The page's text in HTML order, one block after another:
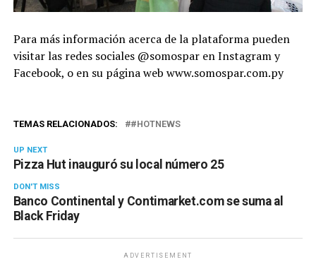
Para más información acerca de la plataforma pueden
visitar las redes sociales @somospar en Instagram y
Facebook, o en su página web www.somospar.com.py
TEMAS RELACIONADOS: #HOTNEWS
UP NEXT
Pizza Hut inauguró su local número 25
DON'T MISS
Banco Continental y Contimarket.com se suma al
Black Friday
ADVERTISEMENT